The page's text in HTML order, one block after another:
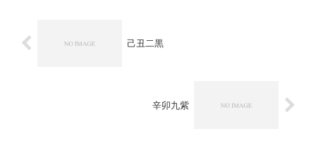
己丑二黒
辛卯九紫